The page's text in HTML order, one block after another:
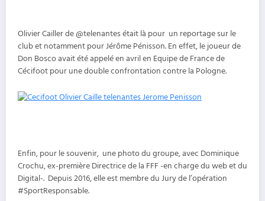
Olivier Cailler de @telenantes était là pour un reportage sur le
club et notamment pour Jérôme Pénisson. En effet, le joueur de
Don Bosco avait été appelé en avril en Equipe de France de
Cécifoot pour une double confrontation contre la Pologne.
Enfin, pour le souvenir, une photo du groupe, avec Dominique
Crochu, ex-première Directrice de la FFF -en charge du web et du
Digital-. Depuis 2016, elle est membre du Jury de l’opération
#SportResponsable.